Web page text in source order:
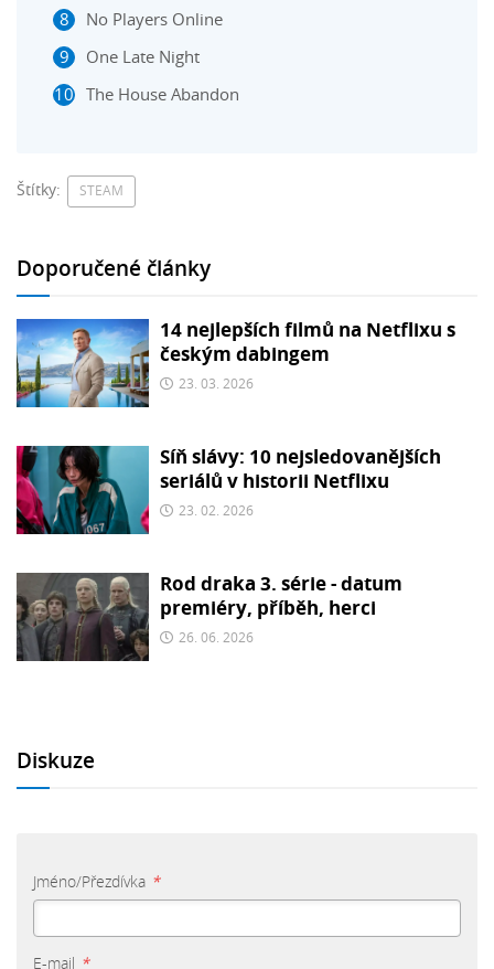
No Players Online
One Late Night
The House Abandon
Štítky: STEAM
Doporučené články
14 nejlepších filmů na Netflixu s
českým dabingem
23. 03. 2026
Síň slávy: 10 nejsledovanějších
seriálů v historii Netflixu
23. 02. 2026
Rod draka 3. série - datum
premiéry, příběh, herci
26. 06. 2026
Diskuze
Jméno/Přezdívka *
E-mail *